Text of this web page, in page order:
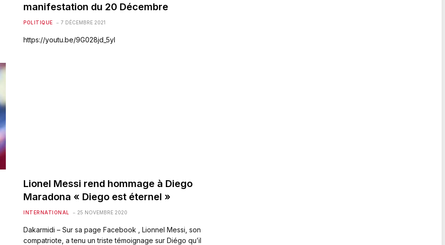
manifestation du 20 Décembre
POLITIQUE 7 DÉCEMBRE 2021
https://youtu.be/9G028jd_5yI
Lionel Messi rend hommage à Diego
Maradona « Diego est éternel »
INTERNATIONAL 25 NOVEMBRE 2020
Dakarmidi – Sur sa page Facebook , Lionnel Messi, son
compatriote, a tenu un triste témoignage sur Diégo qu’il